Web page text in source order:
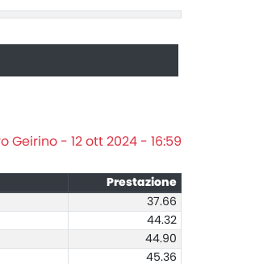
Geirino - 12 ott 2024 - 16:59
Prestazione
37.66
44.32
44.90
45.36